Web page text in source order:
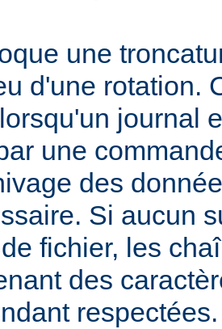
une
d'une rotation.
journal
une
des
Si aucun
fichier, les
des
respectées.